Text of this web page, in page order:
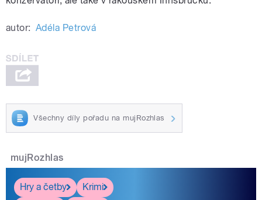
autor: Adéla Petrová
Všechny díly pořadu na mujRozhlas
mujRozhlas
Hry a četby
Krimi